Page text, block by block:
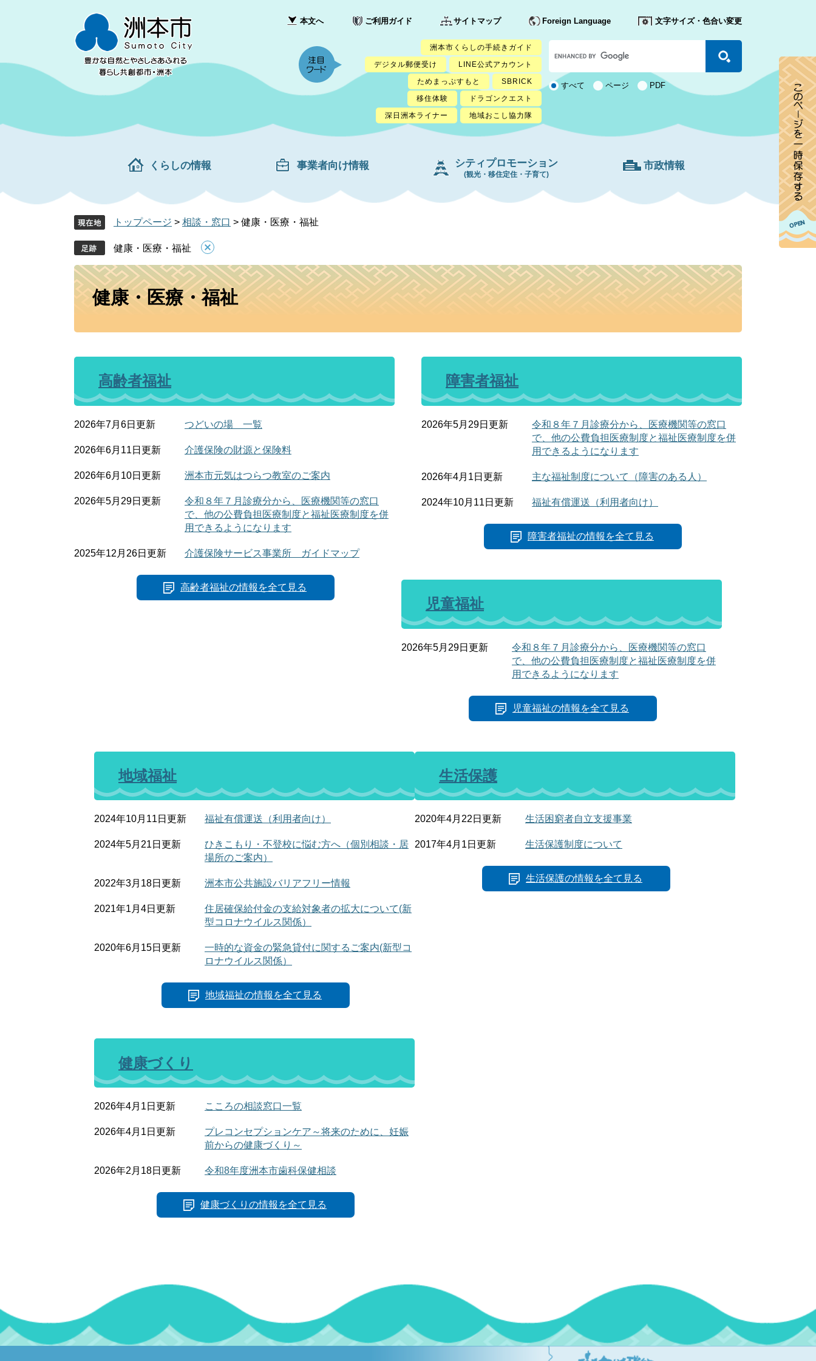
先
を
て
本文へ ご利用ガイド サイトマップ Foreign Language 文字サイズ・色合い変更
洲本市くらしの手続きガイド
デジタル郵便受け
LINE公式アカウント
ためまっぷすもと
SBRICK
移住体験
ドラゴンクエスト
深日洲本ライナー
地域おこし協力隊
カ
ス
タ
ム
検 すべて ページ PDF
くらしの情報 事業者向け情報 シティプロモーション
(観光・移住定住・子育て)
市政情報
トップページ > 相談・窓口 > 健康・医療・福祉
健康・医療・福祉
本
健康・医療・福祉
高齢者福祉
2026年7月6日更新 つどいの場 一覧
2026年6月11日更新 介護保険の財源と保険料
2026年6月10日更新 洲本市元気はつらつ教室のご案内
2026年5月29日更新
令和８年７月診療分から、医療機関等の窓口
で、他の公費負担医療制度と福祉医療制度を併
用できるようになります
2025年12月26日更新 介護保険サービス事業所 ガイドマップ
高齢者福祉の情報を全て見る
障害者福祉
2026年5月29日更新
令和８年７月診療分から、医療機関等の窓口
で、他の公費負担医療制度と福祉医療制度を併
用できるようになります
2026年4月1日更新 主な福祉制度について（障害のある人）
2024年10月11日更新 福祉有償運送（利用者向け）
障害者福祉の情報を全て見る
児童福祉
2026年5月29日更新
令和８年７月診療分から、医療機関等の窓口
で、他の公費負担医療制度と福祉医療制度を併
用できるようになります
児童福祉の情報を全て見る
地域福祉
2024年10月11日更新 福祉有償運送（利用者向け）
2024年5月21日更新
ひきこもり・不登校に悩む方へ（個別相談・居
場所のご案内）
2022年3月18日更新 洲本市公共施設バリアフリー情報
2021年1月4日更新
住居確保給付金の支給対象者の拡大について(新
型コロナウイルス関係）
2020年6月15日更新
一時的な資金の緊急貸付に関するご案内(新型コ
ロナウイルス関係）
地域福祉の情報を全て見る
生活保護
2020年4月22日更新 生活困窮者自立支援事業
2017年4月1日更新 生活保護制度について
生活保護の情報を全て見る
健康づくり
2026年4月1日更新 こころの相談窓口一覧
2026年4月1日更新
プレコンセプションケア～将来のために、妊娠
前からの健康づくり～
2026年2月18日更新 令和8年度洲本市歯科保健相談
健康づくりの情報を全て見る